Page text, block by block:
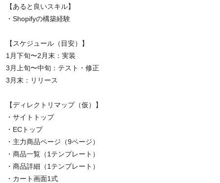
【あると良いスキル】
・Shopifyの構築経験
【スケジュール（目安）】
1月下旬〜2月末：実装
3月上旬〜中旬：テスト・修正
3月末：リリース
【ディレクトリマップ（仮）】
・サイトトップ
・ECトップ
・主力商品ページ（9ページ）
・商品一覧（1テンプレート）
・商品詳細（1テンプレート）
・カート画面1式